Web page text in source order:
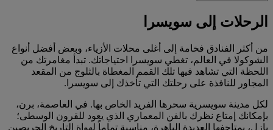
الرحلات إلى سويسرا
من أكثر الفنادق فخامة إلى أغلى محلات الأزياء، وبعض أفضل أنواع
الشوكولا في العالم، تغطي سويسرا احتياجاتك. تبدأ مغامرتك من
اللحظة التي تشاهد فيها تلك القمم المغطاة بالثلوج من المقعد
المجاور للنافذة على رحلتك التي تأخذك إلى سويسرا.
لكل مدينة سويسرية سحرها الفريد الخاص بها. في العاصمة، برن،
بإمكانك إمتاع نظرك بالفن المعماري الذي يعود للقرون الوسطى؛
بازل، بمتاحفها العديدة الباهرة، مناسبة تماماً لهواة التاريخ الحريصين